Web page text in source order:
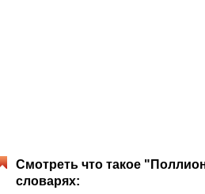
Смотреть что такое
словарях: